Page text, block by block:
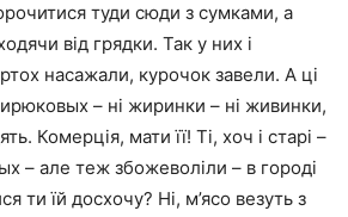
туди сюди з сумками, а
від грядки. Так у них і
насажали, курочок завели. А ці
– ні жиринки – ні живинки,
Комерція, мати її! Ті, хоч і старі –
– але теж збожеволіли – в городі
ти їй досхочу? Ні, м’ясо везуть з